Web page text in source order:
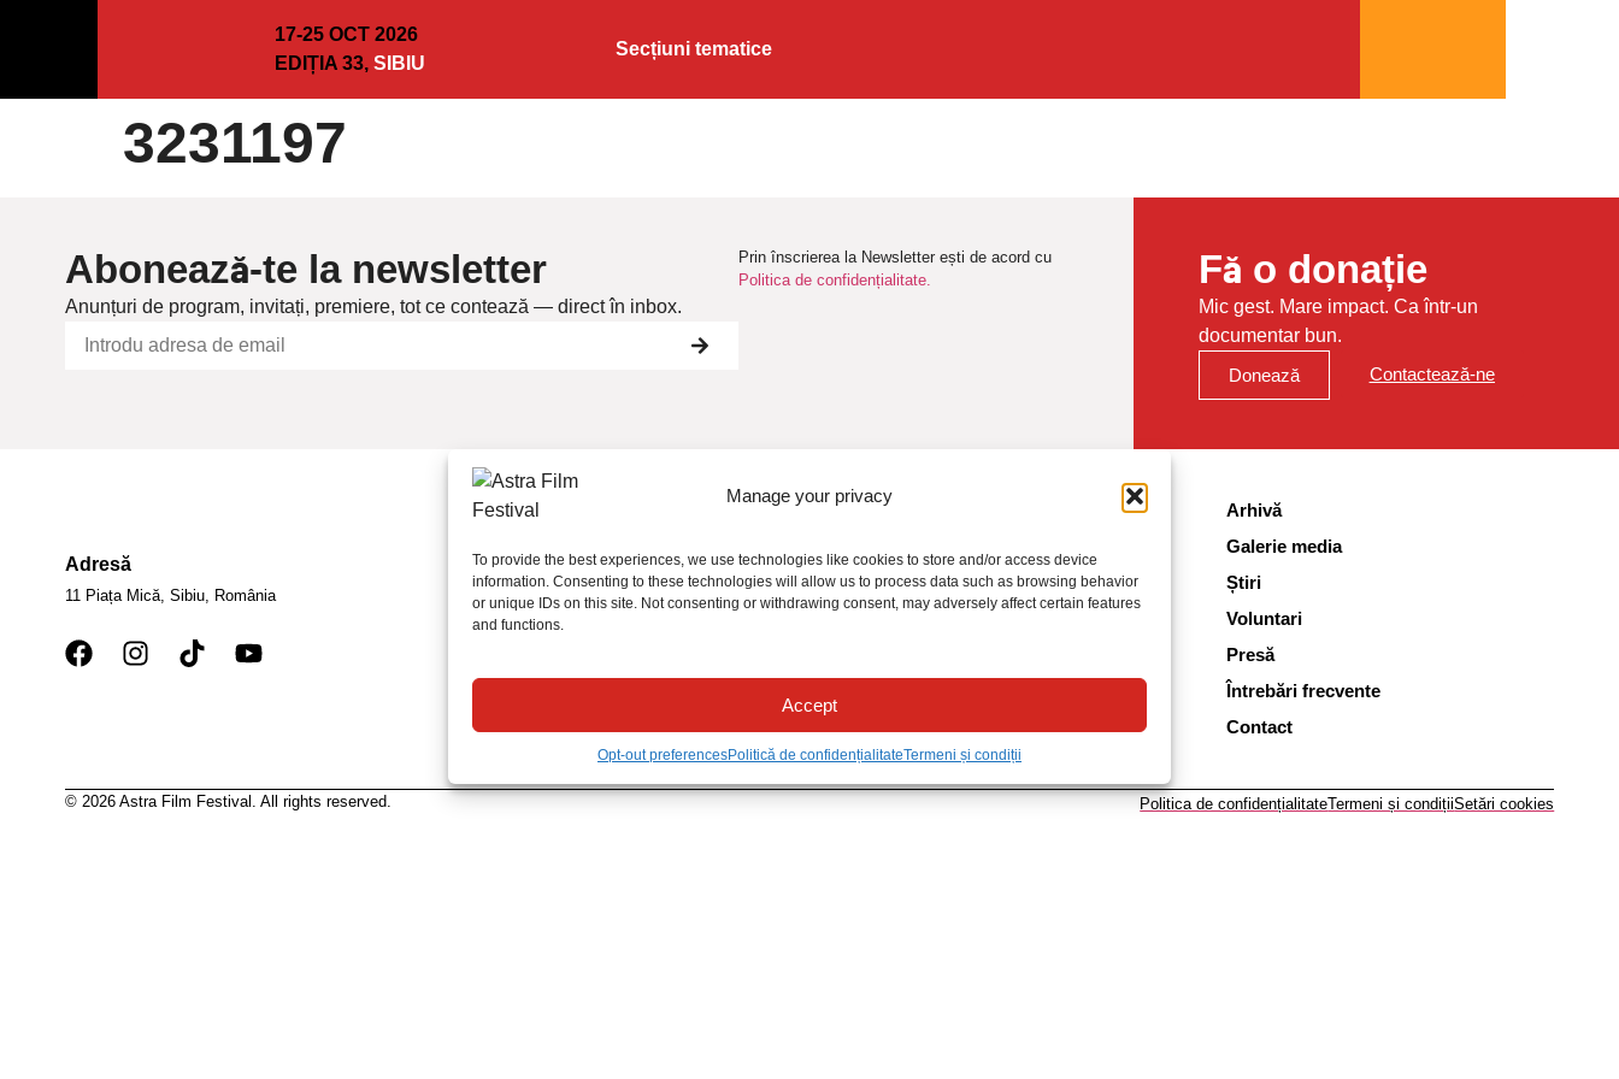
Manage your privacy
To provide the best experiences, we use technologies like cookies to store and/or access device
information. Consenting to these technologies will allow us to process data such as browsing behavior
or unique IDs on this site. Not consenting or withdrawing consent, may adversely affect certain features
and functions.
Accept
Opt-out preferencesPolitică de confidențialitateTermeni și condiții
17-25 OCT 2026
EDIȚIA 33,SIBIU
Secțiuni tematice
3231197
Abonează-te la newsletter
Anunțuri de program, invitați, premiere, tot ce contează — direct în inbox.
Prin înscrierea la Newsletter ești de acord cu
Politica de confidențialitate.
Fă o donație
Mic gest. Mare impact. Ca într-un
documentar bun.
Donează
Contactează-ne
Adresă
11 Piața Mică, Sibiu, România
Juriul ediției
Arhivă
Galerie media
Știri
Voluntari
Presă
Întrebări frecvente
Contact
© 2026 Astra Film Festival. All rights reserved. Politica de confidențialitateTermeni și condițiiSetări cookies